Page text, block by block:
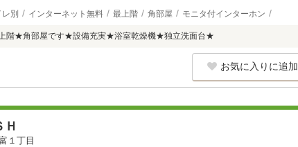
別 インターネット無料 最上階 角部屋 モニタ付インターホン
階★角部屋です★設備充実★浴室乾燥機★独立洗面台★
お気に入りに追加
１丁目